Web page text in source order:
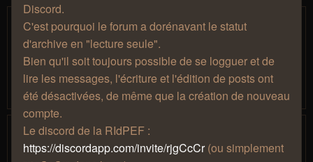
Discord.
C'est pourquoi le forum a dorénavant le statut
d'archive en "lecture seule".
Bien qu'il soit toujours possible de se logguer et de
lire les messages, l'écriture et l'édition de posts ont
été désactivées, de même que la création de nouveau
compte.
Le discord de la RIdPEF :
https://discordapp.com/invite/rjgCcCr(ou simplement
Discussions au coin du feu
Prenez une chopine, installez-vous confortablement sur un
fauteuil à côté de la cheminée, puis discutez de tout, de
rien, et de n'importe quoi ! Votre musique préférée, vos
passions les plus étranges, votre amour pour le café, tout
ceci a sa place ici.
Jeux-vidéo
Parce que les jeux-vidéo c'est sympa. Si vous vouler jouer
ensemble, participer à la vie de notre serveur minecraft,